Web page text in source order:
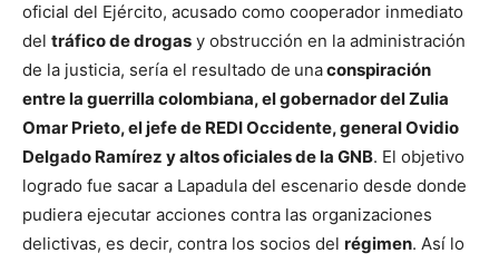
oficial del Ejército, acusado como cooperador inmediato
del tráfico de drogas y obstrucción en la administración
de la justicia, sería el resultado de unaconspiración
entre la guerrilla colombiana, el gobernador del Zulia
Omar Prieto, el jefe de REDI Occidente, general Ovidio
Delgado Ramírez y altos oficiales de la GNB. El objetivo
logrado fue sacar a Lapadula del escenario desde donde
pudiera ejecutar acciones contra las organizaciones
delictivas, es decir, contra los socios del régimen. Así lo